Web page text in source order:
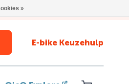
E-bike Keuzehulp
»